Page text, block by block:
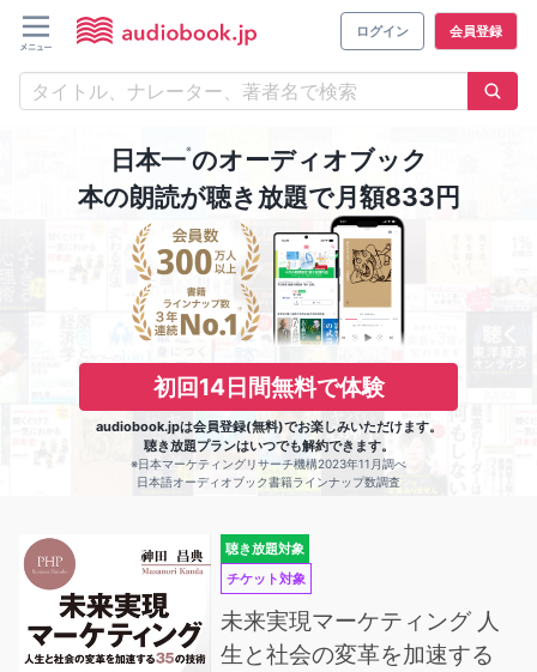
ログイン 会員登録
日本一※のオーディオブック
本の朗読が聴き放題で月額833円
初回14日間無料で体験
audiobook.jpは会員登録(無料)でお楽しみいただけます。
聴き放題プランはいつでも解約できます。
※日本マーケティングリサーチ機構2023年11月調べ
日本語オーディオブック書籍ラインナップ数調査
聴き放題対象
チケット対象
未来実現マーケティング 人
生と社会の変革を加速する